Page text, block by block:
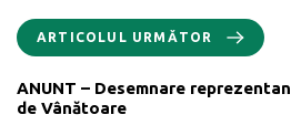
ARTICOLUL URMĂTOR
ANUNT – Desemnare
de Vânătoare